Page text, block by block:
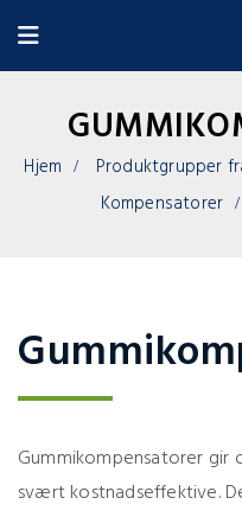
Hjem Produktgrupper
Kompensatorer
Gummikompensatorer
svært kostnadseffektive.